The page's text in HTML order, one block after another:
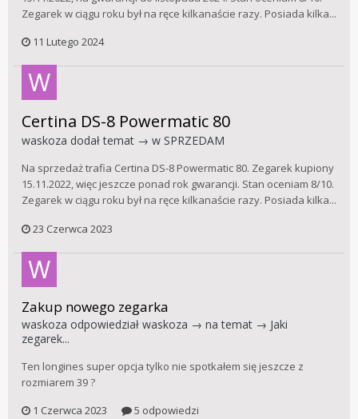
Zegarek w ciągu roku był na ręce kilkanaście razy. Posiada kilka...
11 Lutego 2024
Certina DS-8 Powermatic 80
waskoza dodał temat → w SPRZEDAM
Na sprzedaż trafia Certina DS-8 Powermatic 80. Zegarek kupiony
15.11.2022, więc jeszcze ponad rok gwarancji. Stan oceniam 8/10.
Zegarek w ciągu roku był na ręce kilkanaście razy. Posiada kilka...
23 Czerwca 2023
Zakup nowego zegarka
waskoza odpowiedział waskoza → na temat → Jaki
zegarek...
Ten longines super opcja tylko nie spotkałem się jeszcze z
rozmiarem 39 ?
1 Czerwca 2023
5 odpowiedzi